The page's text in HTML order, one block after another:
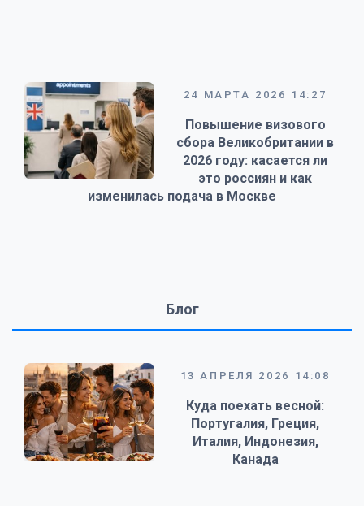
24 МАРТА 2026 14:27
Повышение визового
сбора Великобритании в
2026 году: касается ли
это россиян и как
изменилась подача в Москве
Блог
13 АПРЕЛЯ 2026 14:08
Куда поехать весной:
Португалия, Греция,
Италия, Индонезия,
Канада